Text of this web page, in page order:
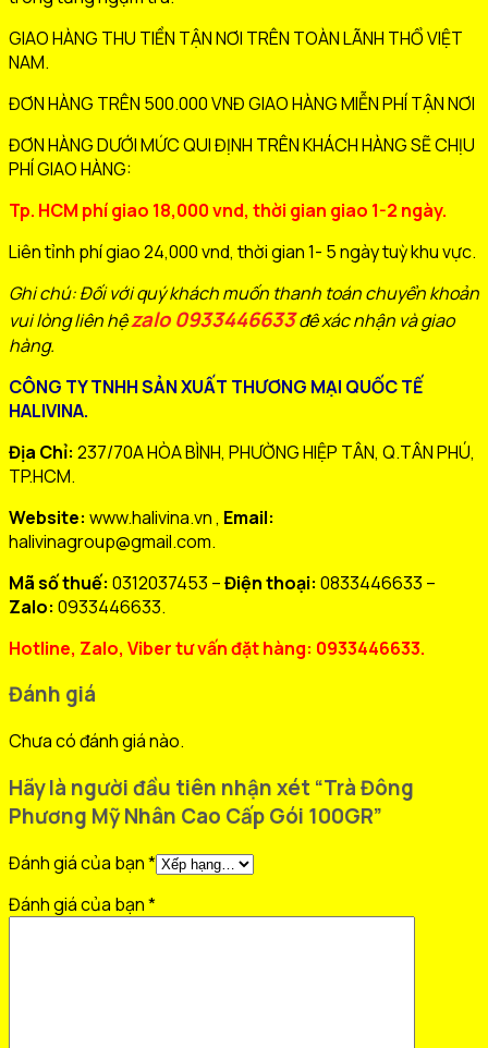
GIAO HÀNG THU TIỀN TẬN NƠI TRÊN TOÀN LÃNH THỔ VIỆT
NAM.
ĐƠN HÀNG TRÊN 500.000 VNĐ GIAO HÀNG MIỄN PHÍ TẬN NƠI
ĐƠN HÀNG DƯỚI MỨC QUI ĐỊNH TRÊN KHÁCH HÀNG SẼ CHỊU
PHÍ GIAO HÀNG:
Tp. HCM phí giao 18,000 vnd, thời gian giao 1-2 ngày.
Liên tỉnh phí giao 24,000 vnd, thời gian 1- 5 ngày tuỳ khu vực.
Ghi chú: Đối với quý khách muốn thanh toán chuyển khoản
vui lòng liên hệzalo 0933446633đê xác nhận và giao
hàng.
CÔNG TY TNHH SẢN XUẤT THƯƠNG MẠI QUỐC TẾ
HALIVINA.
Địa Chỉ: 237/70A HÒA BÌNH, PHƯỜNG HIỆP TÂN, Q.TÂN PHÚ,
TP.HCM.
Website: www.halivina.vn , Email:
halivinagroup@gmail.com.
Mã số thuế: 0312037453 –Điện thoại: 0833446633 –
Zalo: 0933446633.
Hotline, Zalo, Viber tư vấn đặt hàng: 0933446633.
Đánh giá
Chưa có đánh giá nào.
Hãy là người đầu tiên nhận xét “Trà Đông
Phương Mỹ Nhân Cao Cấp Gói 100GR”
Đánh giá của bạn*
Đánh giá của bạn*